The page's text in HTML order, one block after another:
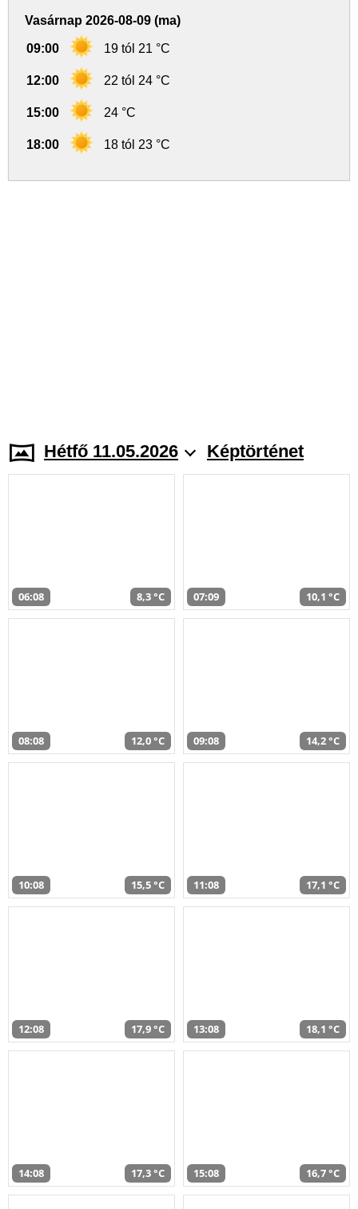
Vasárnap 2026-08-09 (ma)
09:00 19 tól 21 °C
12:00 22 tól 24 °C
15:00 24 °C
18:00 18 tól 23 °C
Hétfő 11.05.2026 Képtörténet
06:08 8,3 °C 07:09 10,1 °C
08:08 12,0 °C 09:08 14,2 °C
10:08 15,5 °C 11:08 17,1 °C
12:08 17,9 °C 13:08 18,1 °C
14:08 17,3 °C 15:08 16,7 °C